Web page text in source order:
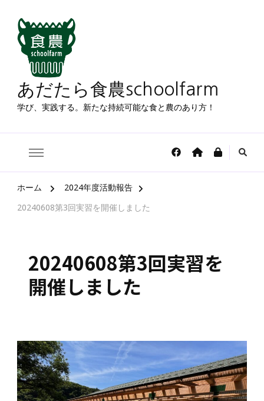
あだたら食農schoolfarm
学び、実践する。新たな持続可能な食と農のあり方！
ホーム
2024年度活動報告
20240608第3回実習を開催しました
20240608第3回実習を
開催しました